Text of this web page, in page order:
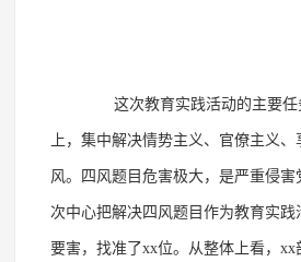
这次教育实践活动的主要任
上，集中解决情势主义、官僚主义
风。四风题目危害极大，是严重侵
次中心把解决四风题目作为教育实践
要害，找准了xx位。从整体上看，xx